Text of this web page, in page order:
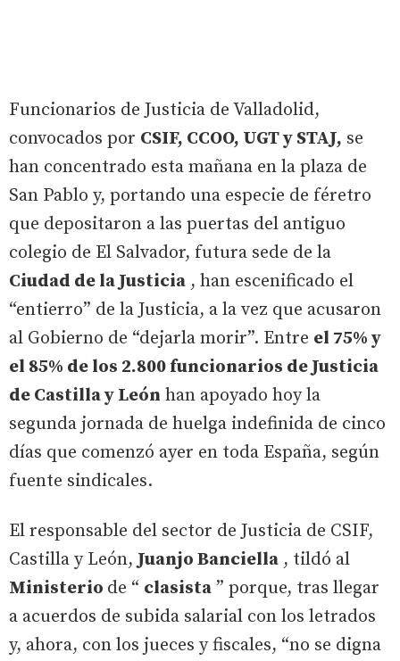
Funcionarios de Justicia de Valladolid,
convocados por CSIF, CCOO, UGT y STAJ, se
han concentrado esta mañana en la plaza de
San Pablo y, portando una especie de féretro
que depositaron a las puertas del antiguo
colegio de El Salvador, futura sede de la
Ciudad de la Justicia , han escenificado el
“entierro” de la Justicia, a la vez que acusaron
al Gobierno de “dejarla morir”. Entre el 75% y
el 85% de los 2.800 funcionarios de Justicia
de Castilla y León han apoyado hoy la
segunda jornada de huelga indefinida de cinco
días que comenzó ayer en toda España, según
fuente sindicales.
El responsable del sector de Justicia de CSIF,
Castilla y León, Juanjo Banciella , tildó al
Ministerio de “ clasista ” porque, tras llegar
a acuerdos de subida salarial con los letrados
y, ahora, con los jueces y fiscales, “no se digna